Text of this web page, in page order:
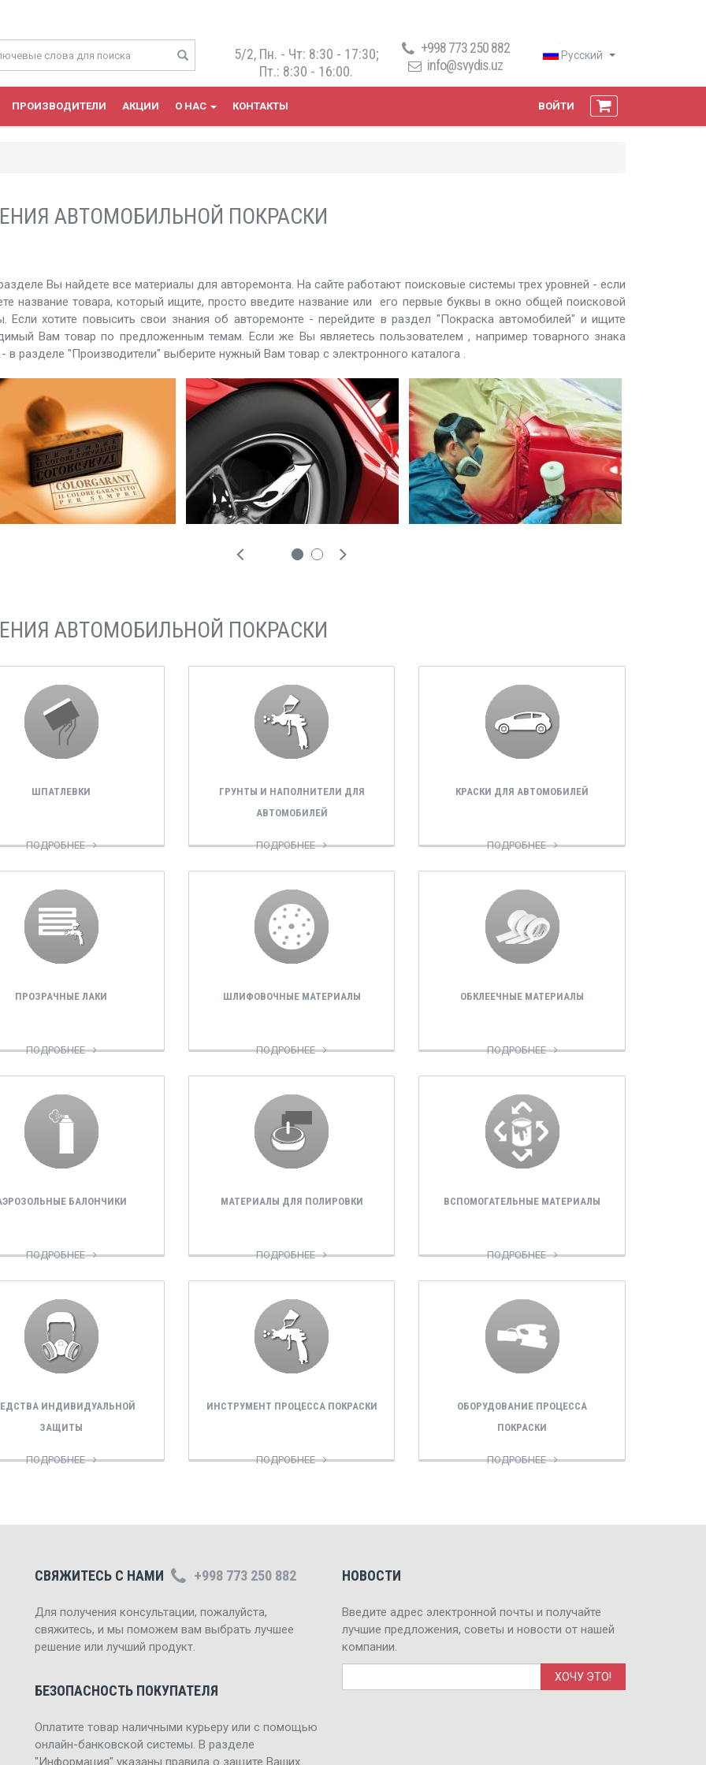
5/2, Пн. - Чт: 8:30 - 17:30;
Пт.: 8:30 - 16:00.
+998 773 250 882
info@svydis.uz
Русский
ПРОИЗВОДИТЕЛИ АКЦИИ О НАС КОНТАКТЫ ВОЙТИ
АВТОМОБИЛЬНОЙ ПОКРАСКИ
Вы найдете все материалы для авторемонта. На сайте работают поисковые системы трех уровней - если
название товара, который ищите, просто введите название или его первые буквы в окно общей поисковой
Если хотите повысить свои знания об авторемонте - перейдите в раздел "Покраска автомобилей" и ищите
Вам товар по предложенным темам. Если же Вы являетесь пользователем , например товарного знака
в разделе "Производители" выберите нужный Вам товар с электронного каталога .
АВТОМОБИЛЬНОЙ ПОКРАСКИ
ШПАТЛЕВКИ
ПОДРОБНЕЕ
ГРУНТЫ И НАПОЛНИТЕЛИ ДЛЯ
АВТОМОБИЛЕЙ
ПОДРОБНЕЕ
КРАСКИ ДЛЯ АВТОМОБИЛЕЙ
ПОДРОБНЕЕ
ПРОЗРАЧНЫЕ ЛАКИ
ПОДРОБНЕЕ
ШЛИФОВОЧНЫЕ МАТЕРИАЛЫ
ПОДРОБНЕЕ
ОБКЛЕЕЧНЫЕ МАТЕРИАЛЫ
ПОДРОБНЕЕ
БАЛОНЧИКИ
ПОДРОБНЕЕ
МАТЕРИАЛЫ ДЛЯ ПОЛИРОВКИ
ПОДРОБНЕЕ
ВСПОМОГАТЕЛЬНЫЕ МАТЕРИАЛЫ
ПОДРОБНЕЕ
ИНДИВИДУАЛЬНОЙ
ЗАЩИТЫ
ПОДРОБНЕЕ
ИНСТРУМЕНТ ПРОЦЕССА ПОКРАСКИ
ПОДРОБНЕЕ
ОБОРУДОВАНИЕ ПРОЦЕССА
ПОКРАСКИ
ПОДРОБНЕЕ
СВЯЖИТЕСЬ С НАМИ +998 773 250 882
Для получения консультации, пожалуйста,
свяжитесь, и мы поможем вам выбрать лучшее
решение или лучший продукт.
БЕЗОПАСНОСТЬ ПОКУПАТЕЛЯ
Оплатите товар наличными курьеру или с помощью
онлайн-банковской системы. В разделе
"Информация" указаны правила о защите Ваших
НОВОСТИ
Введите адрес электронной почты и получайте
лучшие предложения, советы и новости от нашей
компании.
Э. адрес*
ХОЧУ ЭТО!